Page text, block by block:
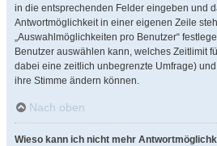
in die entsprechenden Felder eingeben und
Antwortmöglichkeit in einer eigenen Zeile
„Auswahlmöglichkeiten pro Benutzer“
Benutzer auswählen kann, welches Zeitlimit
dabei eine zeitlich unbegrenzte Umfrage)
ihre Stimme ändern können.
Nach oben
Wieso kann ich nicht mehr